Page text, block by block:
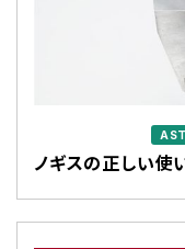
ノギスの正しい使